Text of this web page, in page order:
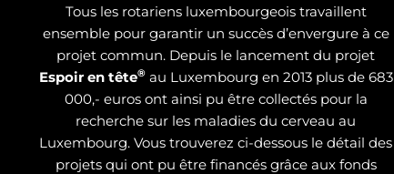
Tous les rotariens luxembourgeois travaillent
ensemble pour garantir un succès d’envergure à ce
projet commun. Depuis le lancement du projet
Espoir en tête®au Luxembourg en 2013 plus de 683
000,- euros ont ainsi pu être collectés pour la
recherche sur les maladies du cerveau au
Luxembourg. Vous trouverez ci-dessous le détail des
projets qui ont pu être financés grâce aux fonds